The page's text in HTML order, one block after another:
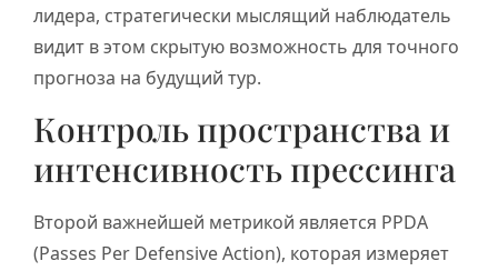
лидера, стратегически мыслящий наблюдатель
видит в этом скрытую возможность для точного
прогноза на будущий тур.
Контроль пространства и
интенсивность прессинга
Второй важнейшей метрикой является PPDA
(Passes Per Defensive Action), которая измеряет